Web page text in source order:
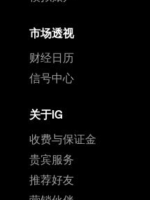
市场透视
财经日历
信号中心
关于IG
收费与保证金
贵宾服务
推荐好友